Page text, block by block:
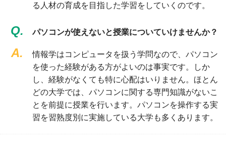
る人材の育成を目指した学習をしていくのです。
Q. パソコンが使えないと授業についていけませんか？
A.
情報学はコンピュータを扱う学問なので、パソコン
を使った経験がある方がよいのは事実です。しか
し、経験がなくても特に心配はいりません。ほとん
どの大学では、パソコンに関する専門知識がないこ
とを前提に授業を行います。パソコンを操作する実
習を習熟度別に実施している大学も多くあります。